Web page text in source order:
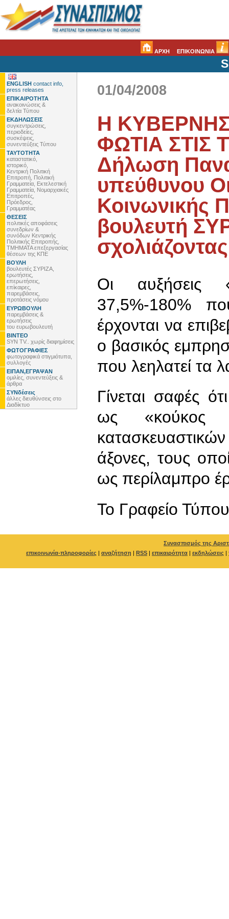
ΑΡΧΗ ΕΠΙΚΟΙΝΩΝΙΑ
ENGLISH contact info,
press releases
ΕΠΙΚΑΙΡΟΤΗΤΑ
ανακοινώσεις &
δελτία Τύπου
ΕΚΔΗΛΩΣΕΙΣ
συγκεντρώσεις,
περιοδείες,
συσκέψεις,
συνεντεύξεις Τύπου
ΤΑΥΤΟΤΗΤΑ
καταστατικό,
ιστορικό,
Κεντρική Πολιτική
Επιτροπή, Πολιτική
Γραμματεία, Εκτελεστική
Γραμματεία, Νομαρχιακές
Επιτροπές,
Πρόεδρος,
Γραμματέας
ΘΕΣΕΙΣ
πολιτικές αποφάσεις
συνεδρίων &
συνόδων Κεντρικής
Πολιτικής Επιτροπής,
ΤΜΗΜΑΤΑ επεξεργασίας
θέσεων της ΚΠΕ
ΒΟΥΛΗ
βουλευτές ΣΥΡΙΖΑ,
ερωτήσεις,
επερωτήσεις,
επίκαιρες,
παρεμβάσεις,
προτάσεις νόμου
ΕΥΡΩΒΟΥΛΗ
παρεμβάσεις &
ερωτήσεις
του ευρωβουλευτή
ΒΙΝΤΕΟ
SYN TV.. χωρίς διαφημίσεις
ΦΩΤΟΓΡΑΦΙΕΣ
φωτογραφικά στιγμιότυπα,
συλλογές
ΕΙΠΑΝ,ΕΓΡΑΨΑΝ
ομιλίες, συνεντεύξεις &
άρθρα
ΣΥΝδέσεις
άλλες διευθύνσεις στο
Διαδίκτυο
01/04/2008
Η
ΦΩΤΙΑ ΣΤΙΣ
Δήλωση
υπεύθυνου
Κοινωνικής
βουλευτή
Οι αυξήσεις
37,5%-180%
έρχονται να
ο βασικός
που λεηλατεί τα
Γίνεται σαφές
ως «κούκος
άξονες, τους
ως περίλαμπρο
To Γραφείο Τύπου
Συνασπισμός της
επικοινωνία-πληροφορίες | αναζήτηση | RSS | επικαιρότητα | εκδηλώσεις |